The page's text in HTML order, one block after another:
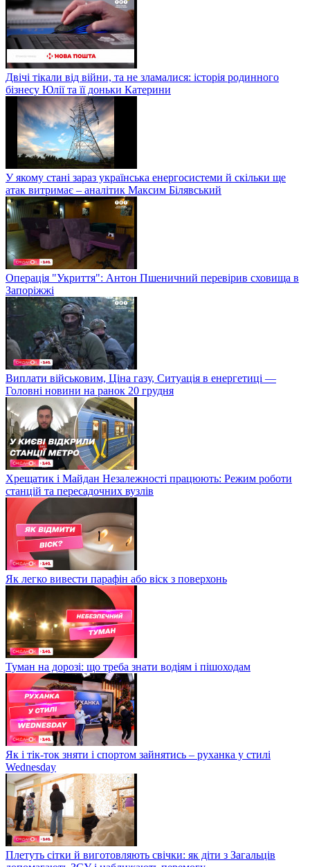
Двічі тікали від війни, та не зламалися: історія родинного
бізнесу Юлії та її доньки Катерини
У якому стані зараз українська енергосистеми й скільки ще
атак витримає – аналітик Максим Білявський
Операція "Укриття": Антон Пшеничний перевірив сховища в
Запоріжжі
Виплати військовим, Ціна газу, Ситуація в енергетиці —
Головні новини на ранок 20 грудня
Хрещатик і Майдан Незалежності працюють: Режим роботи
станцій та пересадочних вузлів
Як легко вивести парафін або віск з поверхонь
Туман на дорозі: що треба знати водіям і пішоходам
Як і тік-ток зняти і спортом зайнятись – руханка у стилі
Wednesday
Плетуть сітки й виготовляють свічки: як діти з Загальців